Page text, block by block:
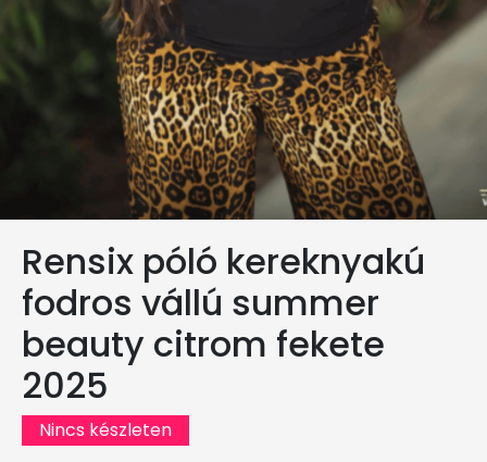
Rensix póló kereknyakú
fodros vállú summer
beauty citrom fekete
2025
Nincs készleten